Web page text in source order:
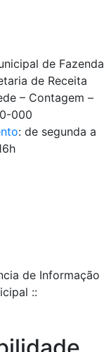
de Fazenda
de Receita
– Contagem –
000
: de segunda a
de Informação
::